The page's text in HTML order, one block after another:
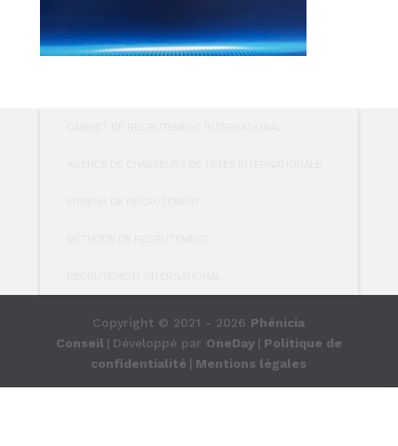
Copyright © 2021 - 2026 Phénicia
Conseil | Développé par OneDay | Politique de
confidentialité | Mentions légales